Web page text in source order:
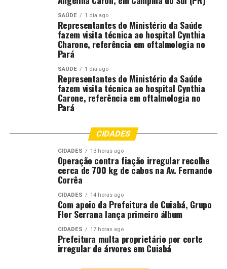
REGIÃO RONDONOPOLIS
Aprimoramento das audiências de custódia pauta
terceiro módulo do curso Pena Justa
Sarau da Esmagis-MT homenageia Luis-Philippe Leite e
reúne literatura, música e memória
SAÚDE 1 dia ago
Representantes do Ministério da Saúde
fazem visita técnica ao hospital Cynthia
Charone, referência em oftalmologia no
Pará
SAÚDE 1 dia ago
Representantes do Ministério da Saúde
fazem visita técnica ao hospital Cynthia
Carone, referência em oftalmologia no
Pará
CIDADES
CIDADES 13 horas ago
Operação contra fiação irregular recolhe
cerca de 700 kg de cabos na Av. Fernando
Corrêa
CIDADES 14 horas ago
Com apoio da Prefeitura de Cuiabá, Grupo
Flor Serrana lança primeiro álbum
CIDADES 17 horas ago
Prefeitura multa proprietário por corte
irregular de árvores em Cuiabá